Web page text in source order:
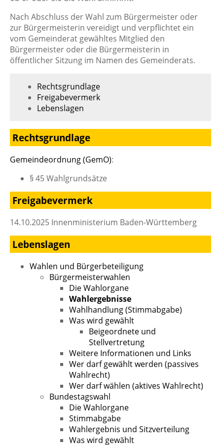
Nach Abschluss der Wahl zum Bürgermeister oder
zur Bürgermeisterin vereidigt und verpflichtet ein
vom Gemeinderat gewähltes Mitglied den
Bürgermeister oder die Bürgermeisterin in
öffentlicher Sitzung im Namen des Gemeinderats.
Rechtsgrundlage
Freigabevermerk
Lebenslagen
Rechtsgrundlage
Gemeindeordnung (GemO):
§ 45 Wahlgrundsätze
Freigabevermerk
14.10.2025 Innenministerium Baden-Württemberg
Lebenslagen
Wahlen und Bürgerbeteiligung
Bürgermeisterwahlen
Die Wahlorgane
Wahlergebnisse
Wahlhandlung (Stimmabgabe)
Was wird gewählt
Beigeordnete und
Stellvertretung
Weitere Informationen und Links
Wer darf gewählt werden (passives
Wahlrecht)
Wer darf wählen (aktives Wahlrecht)
Bundestagswahl
Die Wahlorgane
Stimmabgabe
Wahlergebnis und Sitzverteilung
Was wird gewählt